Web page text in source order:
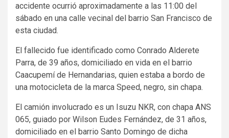
accidente ocurrió aproximadamente a las 11:00 del
sábado en una calle vecinal del barrio San Francisco de
esta ciudad.
El fallecido fue identificado como Conrado Alderete
Parra, de 39 años, domiciliado en vida en el barrio
Caacupemí de Hernandarias, quien estaba a bordo de
una motocicleta de la marca Speed, negro, sin chapa.
El camión involucrado es un Isuzu NKR, con chapa ANS
065, guiado por Wilson Eudes Fernández, de 31 años,
domiciliado en el barrio Santo Domingo de dicha